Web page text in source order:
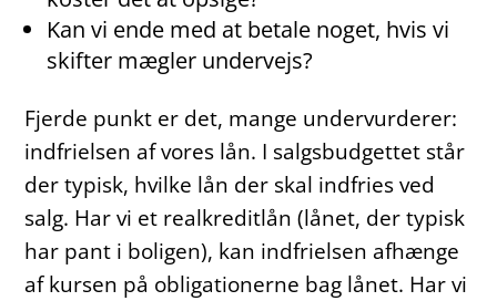
Kan vi ende med at betale noget, hvis vi
skifter mægler undervejs?
Fjerde punkt er det, mange undervurderer:
indfrielsen af vores lån. I salgsbudgettet står
der typisk, hvilke lån der skal indfries ved
salg. Har vi et realkreditlån (lånet, der typisk
har pant i boligen), kan indfrielsen afhænge
af kursen på obligationerne bag lånet. Har vi